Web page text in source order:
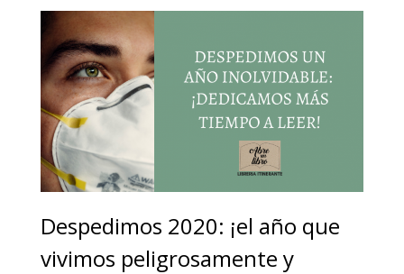
Despedimos 2020: ¡el año que
vivimos peligrosamente y